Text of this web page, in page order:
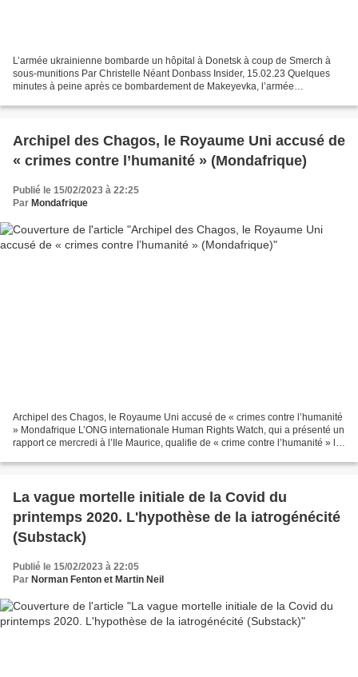
L’armée ukrainienne bombarde un hôpital à Donetsk à coup de Smerch à
sous-munitions Par Christelle Néant Donbass Insider, 15.02.23 Quelques
minutes à peine après ce bombardement de Makeyevka, l’armée
Archipel des Chagos, le Royaume Uni accusé de
« crimes contre l’humanité » (Mondafrique)
Publié le 15/02/2023 à 22:25
Par Mondafrique
Archipel des Chagos, le Royaume Uni accusé de « crimes contre l’humanité
» Mondafrique L’ONG internationale Human Rights Watch, qui a présenté un
rapport ce mercredi à l’Ile Maurice, qualifie de « crime contre l’humanité » le
La vague mortelle initiale de la Covid du
printemps 2020. L'hypothèse de la iatrogénécité
(Substack)
Publié le 15/02/2023 à 22:05
Par Norman Fenton et Martin Neil